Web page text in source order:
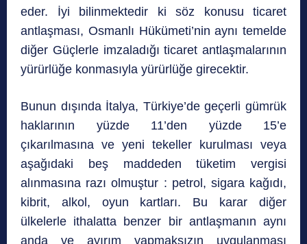
eder. İyi bilinmektedir ki söz konusu ticaret
antlaşması, Osmanlı Hükümeti’nin aynı temelde
diğer Güçlerle imzaladığı ticaret antlaşmalarının
yürürlüğe konmasıyla yürürlüğe girecektir.
Bunun dışında İtalya, Türkiye’de geçerli gümrük
haklarının yüzde 11’den yüzde 15’e
çıkarılmasına ve yeni tekeller kurulması veya
aşağıdaki beş maddeden tüketim vergisi
alınmasına razı olmuştur : petrol, sigara kağıdı,
kibrit, alkol, oyun kartları. Bu karar diğer
ülkelerle ithalatta benzer bir antlaşmanın aynı
anda ve ayırım yapmaksızın uygulanması